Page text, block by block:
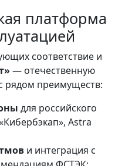
платформа
соответствие и
— отечественную
рядом преимуществ:
для российского
Astra
и интеграция с